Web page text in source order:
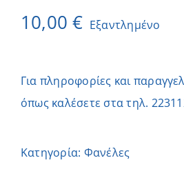
10,00€ Εξαντλημένο
Για πληροφορίες και
όπως καλέσετε στα τηλ.
Κατηγορία: Φανέλες